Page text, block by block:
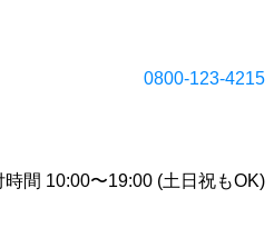
0800-123-4215
時間 10:00〜19:00 (土日祝もOK)